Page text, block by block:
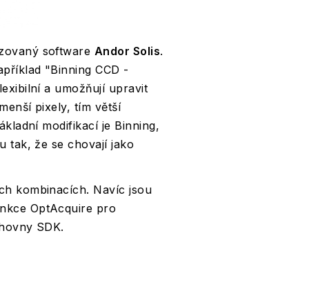
software Andor Solis.
"Binning CCD -
a umožňují upravit
pixely, tím větší
modifikací je Binning,
tak, že se chovají jako
kombinacích. Navíc jsou
OptAcquire pro
SDK.